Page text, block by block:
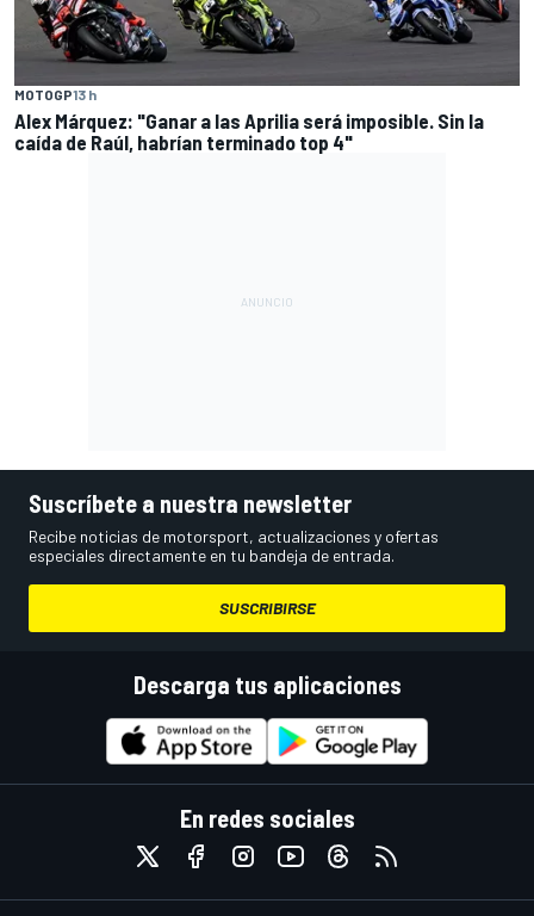
MOTOGP13 h
Alex Márquez: "Ganar a las Aprilia será imposible. Sin la
caída de Raúl, habrían terminado top 4"
Suscríbete a nuestra newsletter
Recibe noticias de motorsport, actualizaciones y ofertas
especiales directamente en tu bandeja de entrada.
SUSCRIBIRSE
Descarga tus aplicaciones
En redes sociales